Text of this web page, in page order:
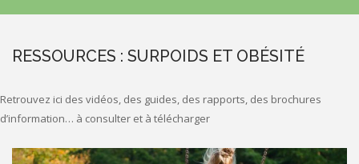
RESSOURCES : SURPOIDS ET OBÉSITÉ
Retrouvez ici des vidéos, des guides, des rapports, des brochures
d’information… à consulter et à télécharger